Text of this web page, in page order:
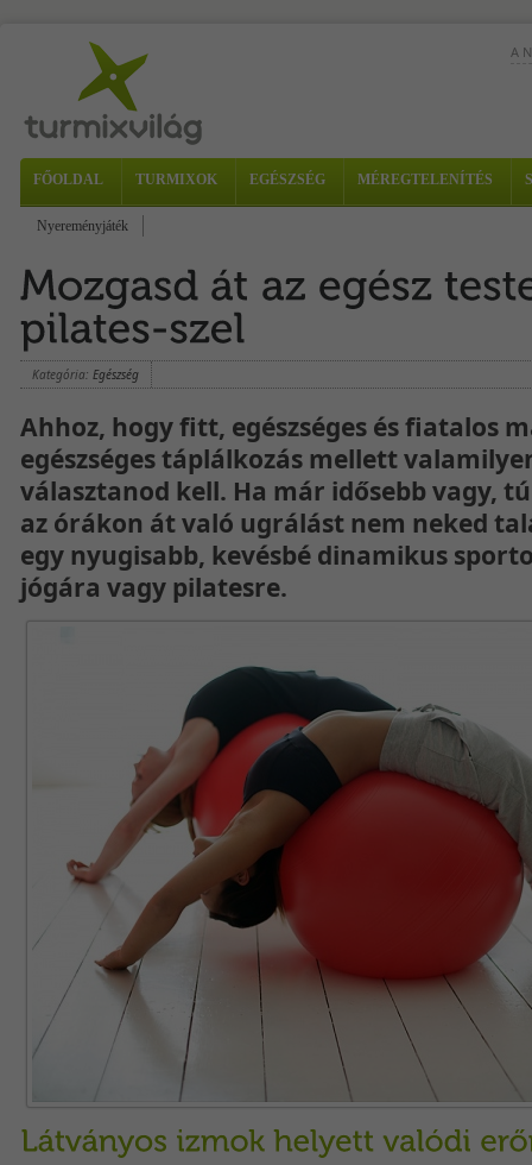
A
FŐOLDAL TURMIXOK EGÉSZSÉG MÉREGTELENÍTÉS
Nyereményjáték
Kategória: Egészség
Ahhoz, hogy fitt, egészséges és fiatalos
egészséges táplálkozás mellett
választanod kell. Ha már idősebb vagy,
az órákon át való ugrálást nem neked
egy nyugisabb, kevésbé dinamikus
jógára vagy pilatesre.